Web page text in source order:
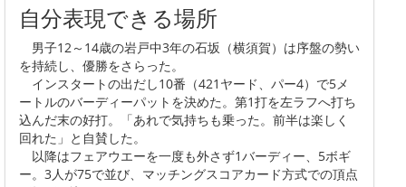
自分表現できる場所
男子12～14歳の岩戸中3年の石坂（横須賀）は序盤の勢い
を持続し、優勝をさらった。
インスタートの出だし10番（421ヤード、パー4）で5メ
ートルのバーディーパットを決めた。第1打を左ラフへ打ち
込んだ末の好打。「あれで気持ちも乗った。前半は楽しく
回れた」と自賛した。
以降はフェアウエーを一度も外さず1バーディー、5ボギ
ー。3人が75で並び、マッチングスコアカード方式での頂点